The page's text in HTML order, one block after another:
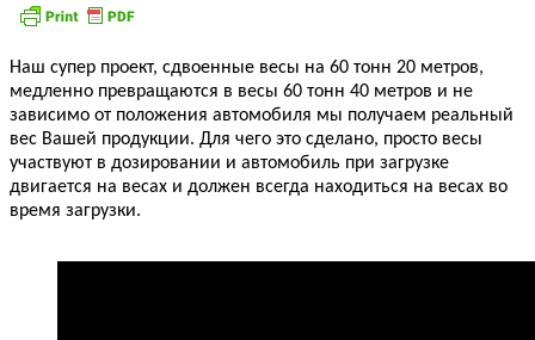
Наш супер проект, сдвоенные весы на 60 тонн 20 метров,
медленно превращаются в весы 60 тонн 40 метров и не
зависимо от положения автомобиля мы получаем реальный
вес Вашей продукции. Для чего это сделано, просто весы
участвуют в дозировании и автомобиль при загрузке
двигается на весах и должен всегда находиться на весах во
время загрузки.